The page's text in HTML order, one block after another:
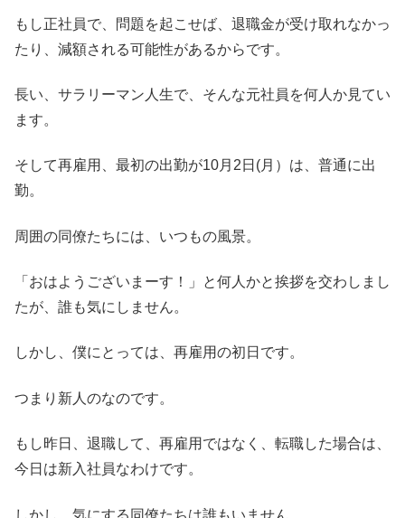
もし正社員で、問題を起こせば、退職金が受け取れなかっ
たり、減額される可能性があるからです。
長い、サラリーマン人生で、そんな元社員を何人か見てい
ます。
そして再雇用、最初の出勤が10月2日(月）は、普通に出
勤。
周囲の同僚たちには、いつもの風景。
「おはようございまーす！」と何人かと挨拶を交わしまし
たが、誰も気にしません。
しかし、僕にとっては、再雇用の初日です。
つまり新人のなのです。
もし昨日、退職して、再雇用ではなく、転職した場合は、
今日は新入社員なわけです。
しかし、気にする同僚たちは誰もいません。